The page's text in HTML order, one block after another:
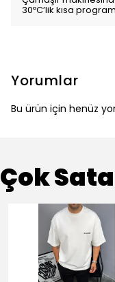
30ºC’lik kısa
Yorumlar
Bu ürün için henüz
Çok